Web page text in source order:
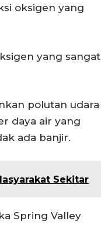
oksigen yang
yang sangat
polutan udara
daya air yang
ada banjir.
Sekitar
Spring Valley